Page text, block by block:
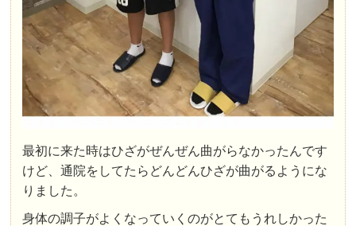
最初に来た時はひざがぜんぜん曲がらなかったんです
けど、通院をしてたらどんどんひざが曲がるようにな
りました。
身体の調子がよくなっていくのがとてもうれしかった